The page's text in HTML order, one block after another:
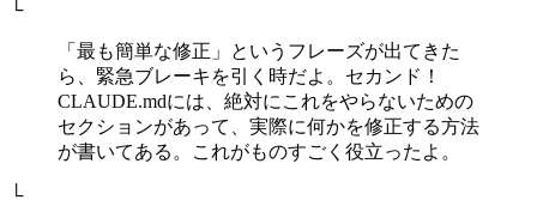
└
「最も簡単な修正」というフレーズが出てきた
ら、緊急ブレーキを引く時だよ。セカンド！
CLAUDE.mdには、絶対にこれをやらないための
セクションがあって、実際に何かを修正する方法
が書いてある。これがものすごく役立ったよ。
└